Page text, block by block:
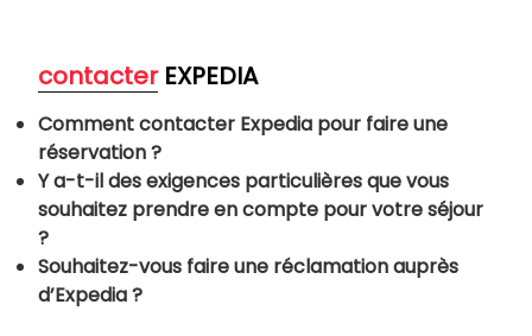
contacterEXPEDIA
Comment contacter Expedia pour faire une
réservation ?
Y a-t-il des exigences particulières que vous
souhaitez prendre en compte pour votre séjour
?
Souhaitez-vous faire une réclamation auprès
d’Expedia ?